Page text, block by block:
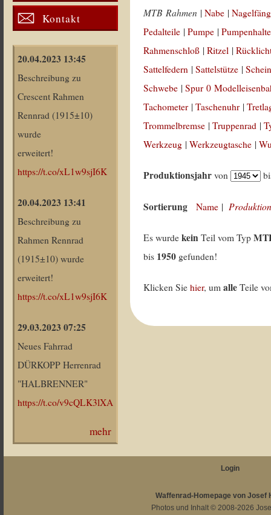
Kontakt
20.04.2023 13:45
Beschreibung zu
Crescent Rahmen
Rennrad (1915±10)
wurde
erweitert!
https://t.co/xL1w9sjI6K
20.04.2023 13:41
Beschreibung zu
Rahmen Rennrad
(1915±10) wurde
erweitert!
https://t.co/xL1w9sjI6K
29.03.2023 07:25
Neues Fahrrad
DÜRKOPP Herrenrad
"HALBRENNER"
https://t.co/v9cQLK3lXA
mehr
MTB Rahmen |Nabe |
Pedalteile |Pumpe |
Rahmenschloß |Ritzel |
Sattelfedern |Sattelstütze |
Schwebe |Spur 0
Tachometer |Taschenuhr |
Trommelbremse |Truppenrad |
Werkzeug |Werkzeugtasche |
Produktionsjahr von
Sortierung Name |
Es wurdekein Teil vom Typ
bis 1950 gefunden!
Klicken Siehier, umalle Teile
Login
Waffenrad-Homepage von Josef
Photos und Inhalt © 2008-2026